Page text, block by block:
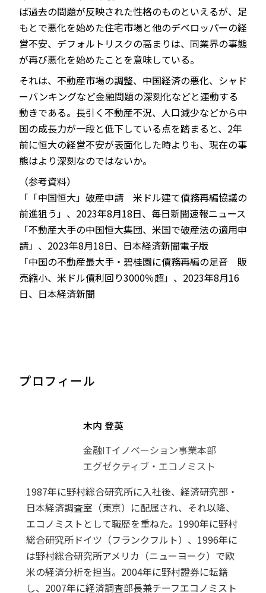
ば過去の問題が反映された性格のものといえるが、足
もとで悪化を始めた住宅市場と他のデベロッパーの経
営不安、デフォルトリスクの高まりは、同業界の事態
が再び悪化を始めたことを意味している。
それは、不動産市場の調整、中国経済の悪化、シャド
ーバンキングなど金融問題の深刻化などと連動する
動きである。長引く不動産不況、人口減少などから中
国の成長力が一段と低下している点を踏まると、2年
前に恒大の経営不安が表面化した時よりも、現在の事
態はより深刻なのではないか。
（参考資料）
「「中国恒大」破産申請 米ドル建て債務再編協議の
前進狙う」、2023年8月18日、毎日新聞速報ニュース
「不動産大手の中国恒大集団、米国で破産法の適用申
請」、2023年8月18日、日本経済新聞電子版
「中国の不動産最大手・碧桂園に債務再編の足音 販
売縮小、米ドル債利回り3000％超」、2023年8月16
日、日本経済新聞
プロフィール
木内 登英
金融ITイノベーション事業本部
エグゼクティブ・エコノミスト
1987年に野村総合研究所に入社後、経済研究部・
日本経済調査室（東京）に配属され、それ以降、
エコノミストとして職歴を重ねた。1990年に野村
総合研究所ドイツ（フランクフルト）、1996年に
は野村総合研究所アメリカ（ニューヨーク）で欧
米の経済分析を担当。2004年に野村證券に転籍
し、2007年に経済調査部長兼チーフエコノミスト